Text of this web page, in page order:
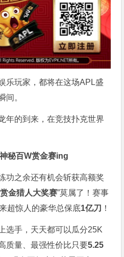
乐玩家，都将在这场APL盛
间。
年的到来，在竞技扑克世界
神秘百W赏金赛ing
功之余还有机会斩获高额奖
金猎人大奖赛”莫属了！赛事
超惊人的豪华总保底1亿刀 ！
选手，天天都可以瓜分25K
质量、最强性价比只要5.25